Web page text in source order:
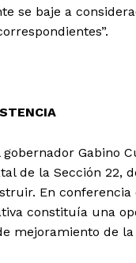
se baje a
gobernador Gabino
de la Sección
En
constituía una
mejoramiento de